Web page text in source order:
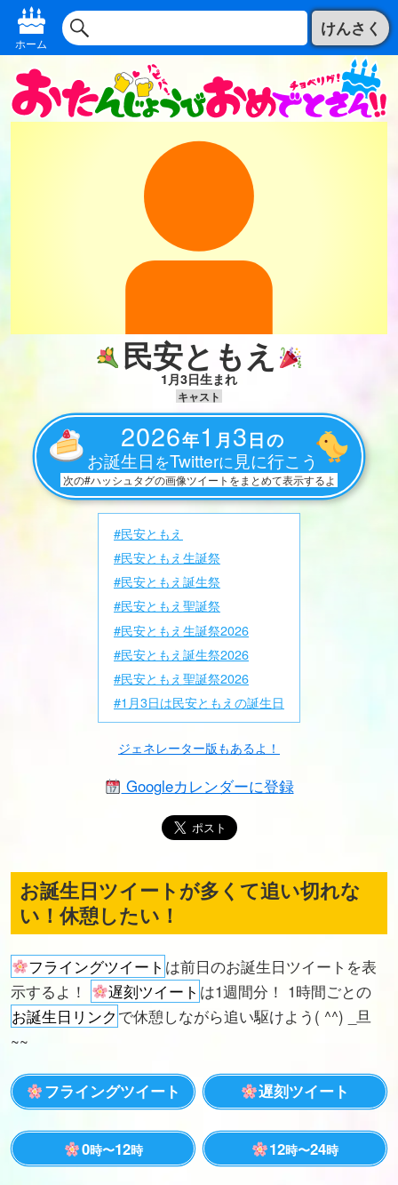
ホーム
けんさく
民安ともえ
1月3日生まれ
キャスト
2026年1 月3日の
お誕生日 をTwitterに 見に行こう
次の#ハッシュタグの画像ツイートをまとめて表示するよ
#民安ともえ
#民安ともえ生誕祭
#民安ともえ誕生祭
#民安ともえ聖誕祭
#民安ともえ生誕祭2026
#民安ともえ誕生祭2026
#民安ともえ聖誕祭2026
#1月3日は民安ともえの誕生日
ジェネレーター版もあるよ！
Googleカレンダーに登録
お誕生日ツイートが多くて追い切れな
い！休憩したい！
フライングツイート は前日のお誕生日ツイートを表
示するよ！
遅刻ツイート は1週間分！ 1時間ごとの
お誕生日リンク で休憩しながら追い駆けよう( ^^) _旦
~~
フライングツイート 遅刻ツイート
0時〜12時 12時〜24時